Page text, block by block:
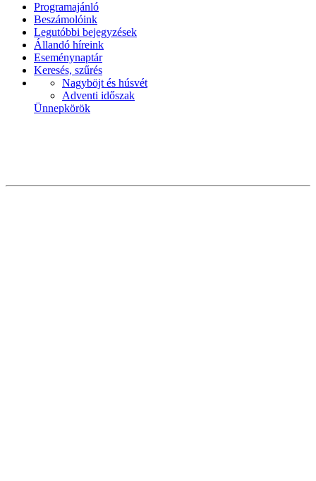
Programajánló
Beszámolóink
Legutóbbi bejegyzések
Állandó híreink
Eseménynaptár
Keresés, szűrés
Nagyböjt és húsvét
Adventi időszak
Ünnepkörök